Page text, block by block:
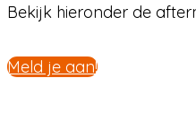
Bekijk hieronder de
Meld je aan!